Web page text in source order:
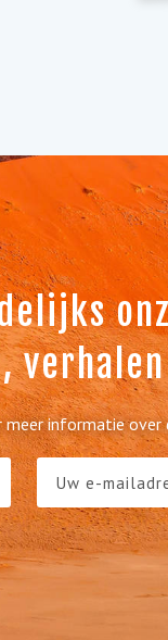
informatie over